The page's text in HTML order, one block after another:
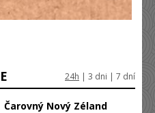
24h | 3 dni | 7 dní
Čarovný Nový Zéland